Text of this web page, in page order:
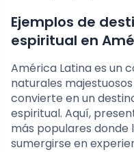
Ejemplos de
espiritual en
América Latina es un
naturales
convierte en un
espiritual. Aquí,
más populares donde
sumergirse en